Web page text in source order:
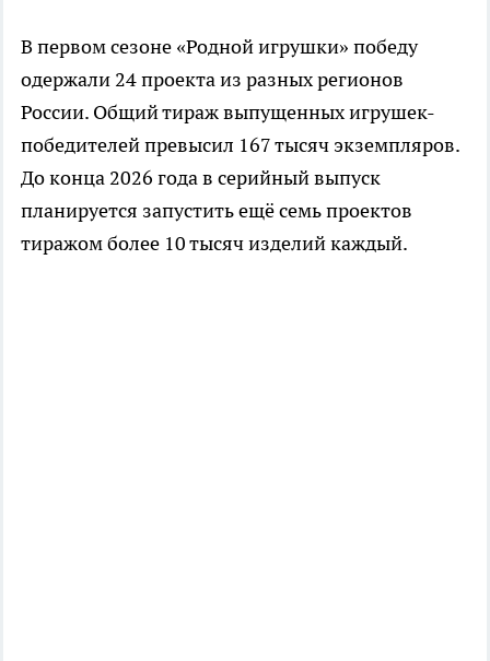
В первом сезоне «Родной игрушки» победу
одержали 24 проекта из разных регионов
России. Общий тираж выпущенных игрушек-
победителей превысил 167 тысяч экземпляров.
До конца 2026 года в серийный выпуск
планируется запустить ещё семь проектов
тиражом более 10 тысяч изделий каждый.